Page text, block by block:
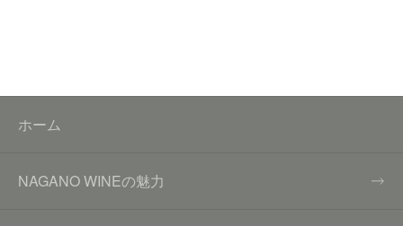
ホーム
NAGANO WINEの魅力